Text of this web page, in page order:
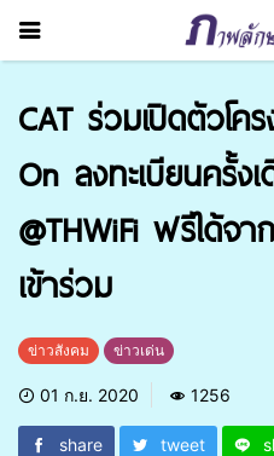
CAT ร่วมเปิดตัวโค
On ลงทะเบียนครั้งเ
@THWiFi ฟรีได้จ
เข้าร่วม
ข่าวสังคม ข่าวเด่น
01 ก.ย. 2020 1256
share tweet